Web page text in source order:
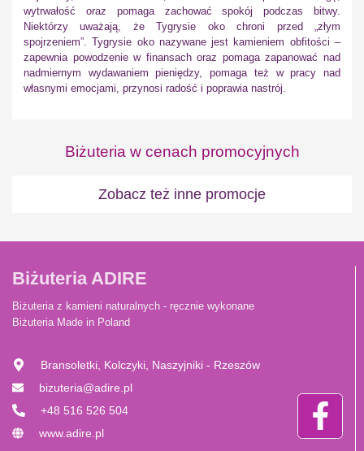
wytrwałość oraz pomaga zachować spokój podczas bitwy.
Niektórzy uważają, że Tygrysie oko chroni przed „złym
spojrzeniem”. Tygrysie oko nazywane jest kamieniem obfitości –
zapewnia powodzenie w finansach oraz pomaga zapanować nad
nadmiernym wydawaniem pieniędzy, pomaga też w pracy nad
własnymi emocjami, przynosi radość i poprawia nastrój.
Biżuteria w cenach promocyjnych
Zobacz też inne promocje
Biżuteria ADIRE
Biżuteria z kamieni naturalnych - ręcznie wykonane
Biżuteria Made in Poland
Bransoletki, Kolczyki, Naszyjniki - Rzeszów
bizuteria@adire.pl
+48 516 526 504
www.adire.pl